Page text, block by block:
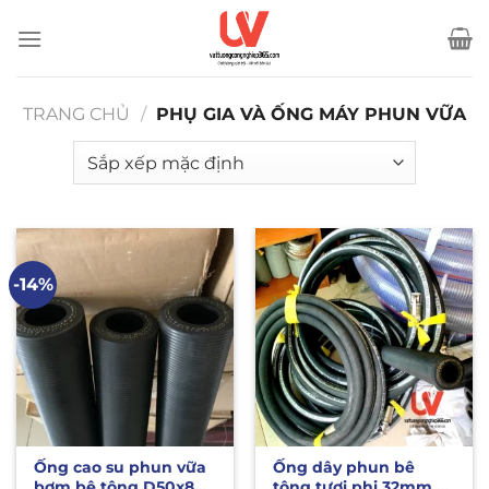
qua
TRANG CHỦ
/ PHỤ GIA VÀ ỐNG MÁY PHUN VỮA
-14%
Ống cao su phun vữa
Ống dây phun bê